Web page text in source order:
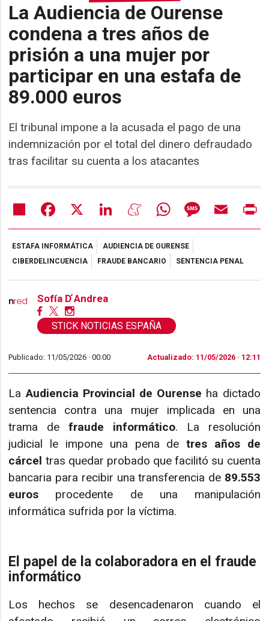
La Audiencia de Ourense
condena a tres años de
prisión a una mujer por
participar en una estafa de
89.000 euros
El tribunal impone a la acusada el pago de una
indemnización por el total del dinero defraudado
tras facilitar su cuenta a los atacantes
Share Facebook LinkedIn MeneameWhatsAppMessageEmail
ESTAFA INFORMÁTICA
AUDIENCIA DE OURENSE
CIBERDELINCUENCIA
FRAUDE BANCARIO SENTENCIA PENAL
Sofía D ́Andrea
STICK NOTICIAS ESPAÑA
Publicado: 11/05/2026 ·00:00 Actualizado: 11/05/2026 · 12:11
LaAudiencia Provincial de Ourense ha dictado
sentencia contra una mujer implicada en una
trama defraude informático. La resolución
judicial le impone una pena detres años de
cárcel tras quedar probado que facilitó su cuenta
bancaria para recibir una transferencia de 89.553
euros procedente de una manipulación
informática sufrida por la víctima.
El papel de la colaboradora en el fraude
informático
Los hechos se desencadenaron cuando el